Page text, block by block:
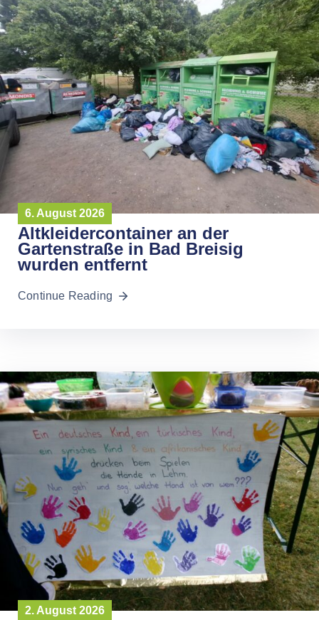
6. August 2026
Altkleidercontainer an der
Gartenstraße in Bad Breisig
wurden entfernt
Continue Reading
2. August 2026